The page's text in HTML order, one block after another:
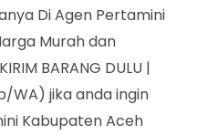
Di Agen Pertamini
Murah dan
BARANG DULU |
WA) jika anda ingin
Kabupaten Aceh